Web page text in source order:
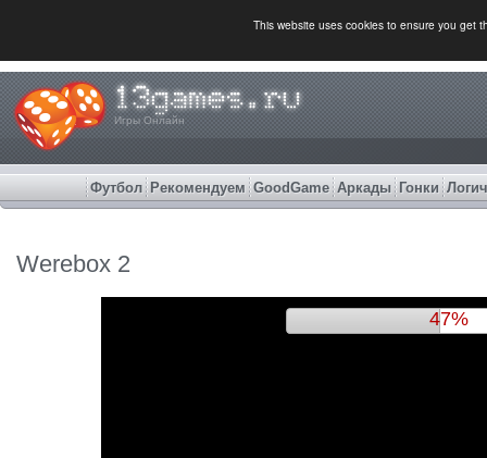
This website uses cookies to ensure you get
Игры Онлайн
Футбол Рекомендуем GoodGame Аркады Гонки
Werebox 2
51%